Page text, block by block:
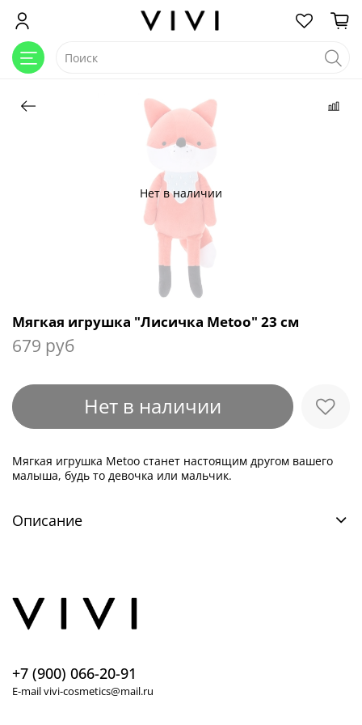
Нет в наличии
Мягкая игрушка "Лисичка Metoo" 23 см
679 руб
Нет в наличии
Мягкая игрушка Metoo станет настоящим другом вашего
малыша, будь то девочка или мальчик.
Описание
+7 (900) 066-20-91
E-mail vivi-cosmetics@mail.ru